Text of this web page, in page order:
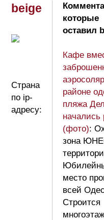
beige
Страна
по ip-
адресу:
которые
оставил
Кафе
районе
пляжа
начались
(фото):
зона
место
всей
Строится